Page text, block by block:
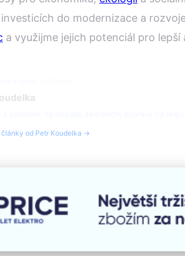
do modernizace a
a využijme jejich potenciál pro lepší
články od Petr Koudelka →